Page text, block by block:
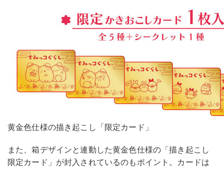
黄金色仕様の描き起こし「限定カード」
また、箱デザインと連動した黄金色仕様の「描き起こし
限定カード」が封入されているのもポイント。カードは